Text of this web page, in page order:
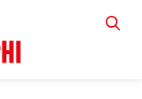
VIA